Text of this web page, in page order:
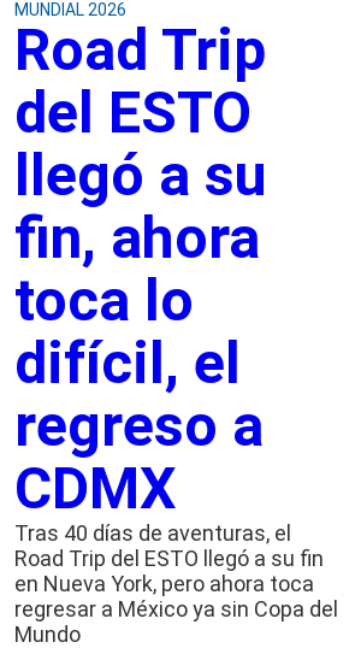
MUNDIAL 2026
Road Trip
del ESTO
llegó a su
fin, ahora
toca lo
difícil, el
regreso a
CDMX
Tras 40 días de aventuras, el
Road Trip del ESTO llegó a su fin
en Nueva York, pero ahora toca
regresar a México ya sin Copa del
Mundo